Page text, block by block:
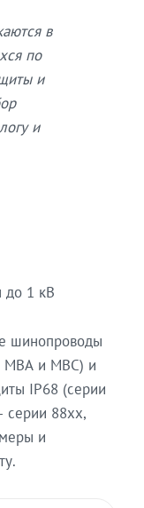
в
по
и
и
до 1 кВ
шинопроводы
МВА и МВС) и
IP68 (серии
серии 88xx,
и